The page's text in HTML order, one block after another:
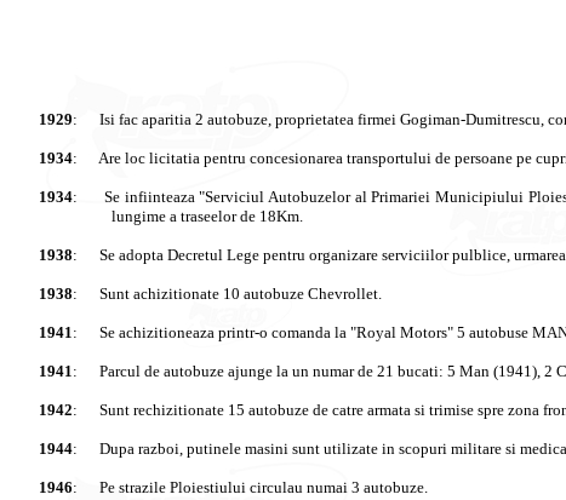
1929: Isi fac aparitia 2 autobuze, proprietatea firmei Gogiman-Dumitrescu,
1934: Are loc licitatia pentru concesionarea transportului de persoane pe
1934: Se infiinteaza"Serviciul AutobuzeloralPrimariei Municipiului
lungime a traseelorde 18Km.
1938: Se adopta Decretul Lege pentru organizare serviciilor pulblice, urmarea
1938: Sunt achizitionate 10 autobuze Chevrollet.
1941: Se achizitioneaza printr-o comanda la "Royal Motors" 5 autobuse
1941: Parcul de autobuze ajunge la un numarde 21 bucati: 5 Man (1941), 2
1942: Sunt rechizitionate 15 autobuze de catre armata si trimise spre zona
1944: Dupa razboi, putinele masini sunt utilizate in scopuri militare si
1946: Pe strazile Ploiestiului circulau numai 3 autobuze.